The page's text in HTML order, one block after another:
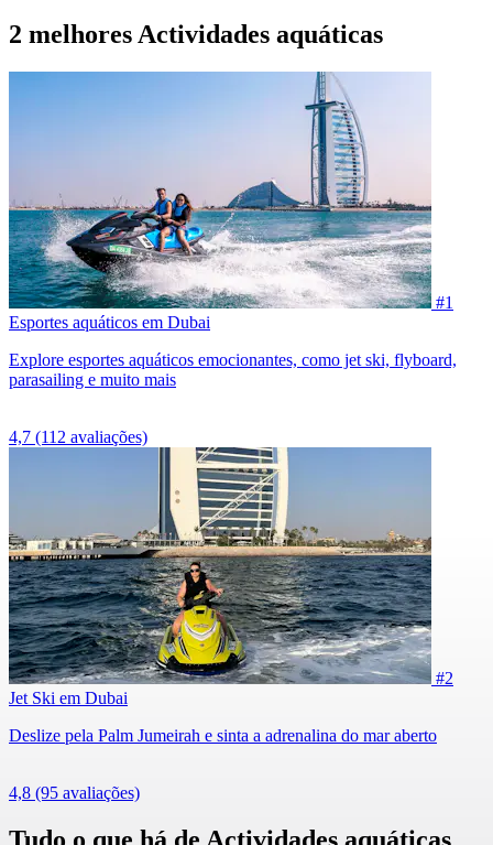
2 melhores Actividades aquáticas
#1
Esportes aquáticos em Dubai
Explore esportes aquáticos emocionantes, como jet ski, flyboard,
parasailing e muito mais
4,7 (112 avaliações)
#2
Jet Ski em Dubai
Deslize pela Palm Jumeirah e sinta a adrenalina do mar aberto
4,8 (95 avaliações)